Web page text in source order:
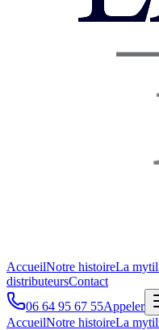
AccueilNotre histoireLa
distributeursContact
06 64 95 67 55Appeler
AccueilNotre histoireLa